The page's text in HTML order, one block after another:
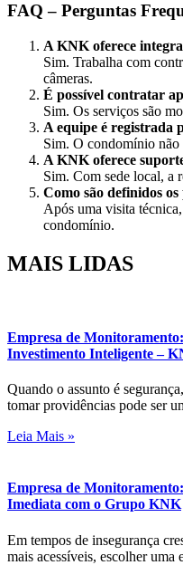
FAQ – Perguntas
A KNK oferece
Sim. Trabalha com
câmeras.
É possível contratar
Sim. Os serviços são
A equipe é registrada
Sim. O condomínio não
A KNK oferece
Sim. Com sede local, a
Como são definidos
Após uma visita
condomínio.
MAIS LIDAS
Empresa de
Investimento Inteligente –
Quando o assunto é
tomar providências pode ser
Leia Mais »
Empresa de
Imediata com o Grupo KNK
Em tempos de insegurança
mais acessíveis, escolher uma